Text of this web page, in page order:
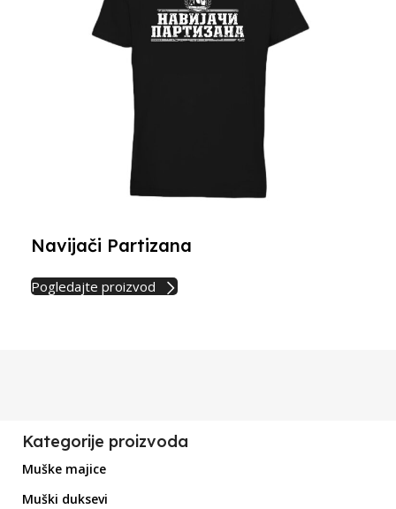
Navijači Partizana
Pogledajte proizvod
Kategorije proizvoda
Muške majice
Muški duksevi